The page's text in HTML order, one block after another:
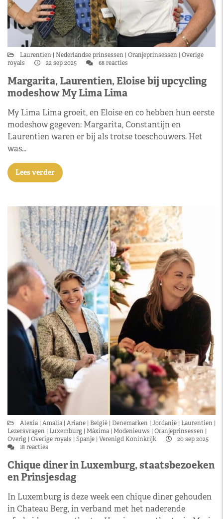
Laurentien Nederlandse prinsessen Oranjeprinsessen Overige
royals
22 sep 2025 68 reacties
Margarita, Laurentien, Eloise bij upcycling
modeshow My Lima Lima
My Lima Lima groeit, en Eloise en co hebben hun eerste
modeshow gegeven: Margarita, Constantijn en
Laurentien waren er bij als trotse toeschouwers. Het
was…
Lees verder
Alexia Amalia Ariane België Denemarken Jordanië Laurentien
Lezersvragen Luxemburg Máxima Modenieuws
Oranjeprinsessen
Overig Overige royals Spanje Verenigd Koninkrijk
20 sep 2025
18 reacties
Chique diner in Luxemburg, staatsbezoeken
en Prinsjesdag
In Luxemburg is deze week een chique diner gehouden
in Chateau Berg, in verband met het naderende